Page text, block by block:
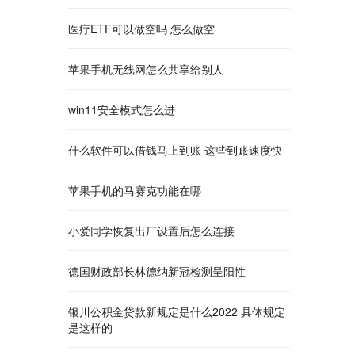
医疗ETF可以做空吗 怎么做空
苹果手机无线网怎么共享给别人
win11安全模式怎么进
什么软件可以借钱马上到账 这些到账速度快
苹果手机的马赛克功能在哪
小爱同学恢复出厂设置后怎么连接
德国财政部长林德纳新冠检测呈阳性
银川公积金贷款新规定是什么2022 具体规定
是这样的